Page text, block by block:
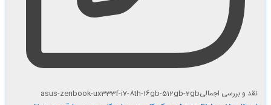
نقد و بررسی اجمالیasus-zenbook-ux333f-i7-8th-16gb-512gb-2gb